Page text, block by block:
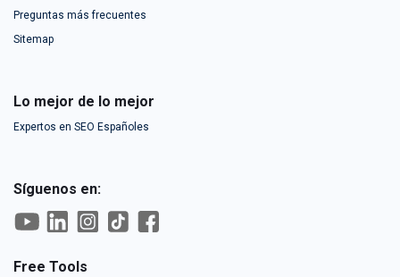
Preguntas más frecuentes
Sitemap
Lo mejor de lo mejor
Expertos en SEO Españoles
Síguenos en:
Free Tools